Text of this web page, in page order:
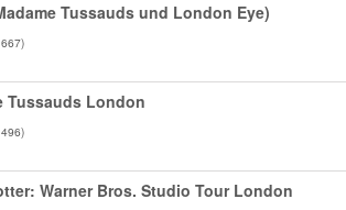
Tussauds und London Eye)
Tussauds London
Warner Bros. Studio Tour London